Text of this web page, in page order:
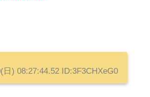
日) 08:27:44.52 ID:3F3CHXeG0